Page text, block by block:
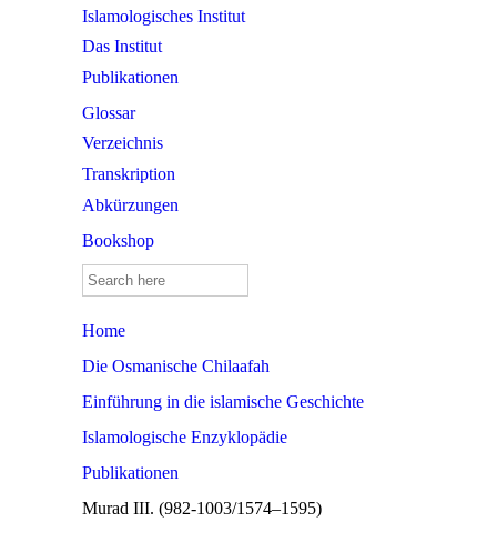
Islamologisches Institut
Das Institut
Publikationen
Glossar
Verzeichnis
Transkription
Abkürzungen
Bookshop
Search
for:
Home
Die Osmanische Chilaafah
Einführung in die islamische Geschichte
Islamologische Enzyklopädie
Publikationen
Murad III. (982-1003/1574–1595)